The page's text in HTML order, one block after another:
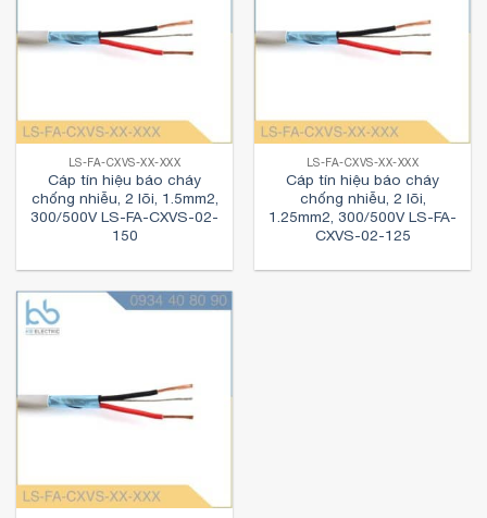
LS-FA-CXVS-XX-XXX
Cáp tín hiệu báo cháy
chống nhiễu, 2 lõi, 1.5mm2,
300/500V LS-FA-CXVS-02-
150
LS-FA-CXVS-XX-XXX
Cáp tín hiệu báo cháy
chống nhiễu, 2 lõi,
1.25mm2, 300/500V LS-FA-
CXVS-02-125